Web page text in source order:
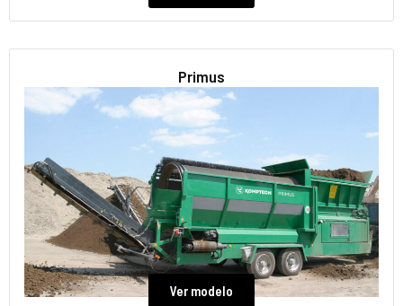
Primus
Ver modelo